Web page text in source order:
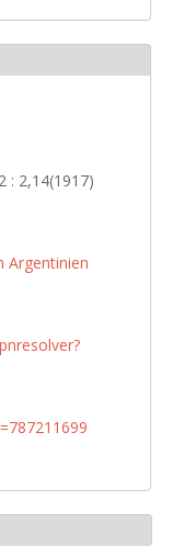
: 2,14(1917)
Argentinien